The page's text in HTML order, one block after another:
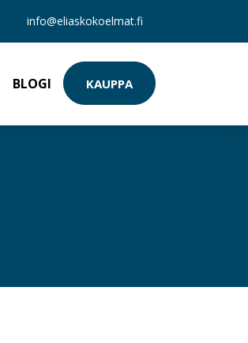
info@eliaskokoelmat.fi
BLOGI KAUPPA